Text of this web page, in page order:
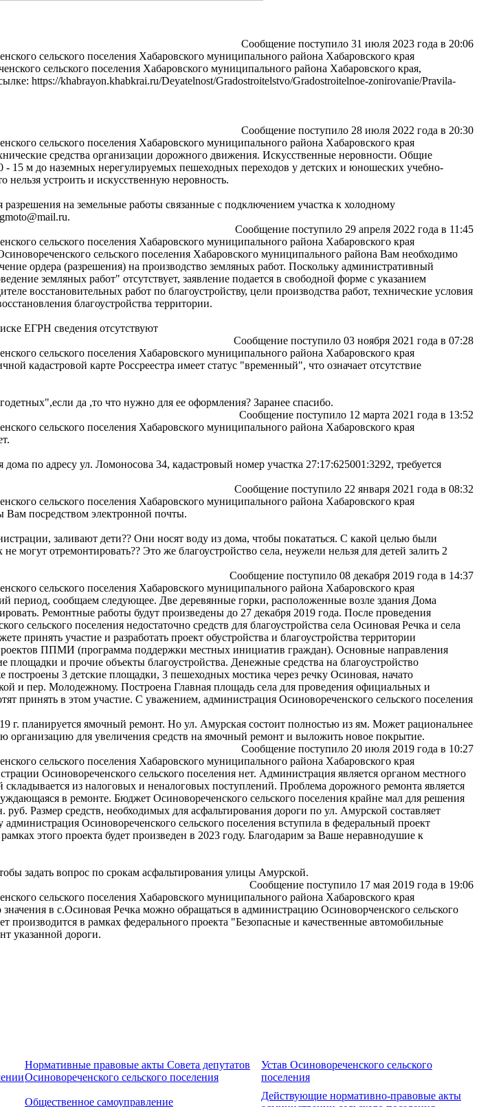
Сообщение поступило 31 июля 2023 года в 20:06
сельского поселения Хабаровского муниципального района Хабаровского края
сельского поселения Хабаровского муниципального района Хабаровского края,
https://khabrayon.khabkrai.ru/Deyatelnost/Gradostroitelstvo/Gradostroitelnoe-zonirovanie/Pravila-
Сообщение поступило 28 июля 2022 года в 20:30
сельского поселения Хабаровского муниципального района Хабаровского края
средства организации дорожного движения. Искусственные неровности. Общие
- 15 м до наземных нерегулируемых пешеходных переходов у детских и юношеских учебно-
нельзя устроить и искусственную неровность.
на земельные работы связанные с подключением участка к холодному
Сообщение поступило 29 апреля 2022 года в 11:45
сельского поселения Хабаровского муниципального района Хабаровского края
сельского поселения Хабаровского муниципального района Вам необходимо
ордера (разрешения) на производство земляных работ. Поскольку административный
земляных работ" отсутствует, заявление подается в свободной форме с указанием
восстановительных работ по благоустройству, цели производства работ, технические условия
благоустройства территории.
ЕГРН сведения отсутствуют
Сообщение поступило 03 ноября 2021 года в 07:28
сельского поселения Хабаровского муниципального района Хабаровского края
кадастровой карте Россреестра имеет статус "временный", что означает отсутствие
да ,то что нужно для ее оформления? Заранее спасибо.
Сообщение поступило 12 марта 2021 года в 13:52
сельского поселения Хабаровского муниципального района Хабаровского края
по адресу ул. Ломоносова 34, кадастровый номер участка 27:17:625001:3292, требуется
Сообщение поступило 22 января 2021 года в 08:32
сельского поселения Хабаровского муниципального района Хабаровского края
Вам посредством электронной почты.
заливают дети?? Они носят воду из дома, чтобы покататься. С какой целью были
отремонтировать?? Это же благоустройство села, неужели нельзя для детей залить 2
Сообщение поступило 08 декабря 2019 года в 14:37
сельского поселения Хабаровского муниципального района Хабаровского края
период, сообщаем следующее. Две деревянные горки, расположенные возле здания Дома
Ремонтные работы будут произведены до 27 декабря 2019 года. После проведения
сельского поселения недостаточно средств для благоустройства села Осиновая Речка и села
принять участие и разработать проект обустройства и благоустройства территории
ППМИ (программа поддержки местных инициатив граждан). Основные направления
площадки и прочие объекты благоустройства. Денежные средства на благоустройство
3 детские площадки, 3 пешеходных мостика через речку Осиновая, начато
и пер. Молодежному. Построена Главная площадь села для проведения официальных и
принять в этом участие. С уважением, администрация Осиновореченского сельского поселения
планируется ямочный ремонт. Но ул. Амурская состоит полностью из ям. Может рациональнее
для увеличения средств на ямочный ремонт и выложить новое покрытие.
Сообщение поступило 20 июля 2019 года в 10:27
сельского поселения Хабаровского муниципального района Хабаровского края
Осиновореченского сельского поселения нет. Администрация является органом местного
из налоговых и неналоговых поступлений. Проблема дорожного ремонта является
в ремонте. Бюджет Осиновореченского сельского поселения крайне мал для решения
Размер средств, необходимых для асфальтирования дороги по ул. Амурской составляет
Осиновореченского сельского поселения вступила в федеральный проект
этого проекта будет произведен в 2023 году. Благодарим за Ваше неравнодушие к
задать вопрос по срокам асфальтирования улицы Амурской.
Сообщение поступило 17 мая 2019 года в 19:06
сельского поселения Хабаровского муниципального района Хабаровского края
в с.Осиновая Речка можно обращаться в администрацию Осиноворченского сельского
в рамках федерального проекта "Безопасные и качественные автомобильные
указанной дороги.
Нормативные правовые акты Совета депутатов
Осиновореченского сельского поселения
Устав Осиновореченского сельского
поселения
Общественное самоуправление
Действующие нормативно-правовые акты